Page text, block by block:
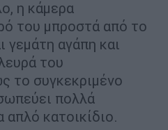
η κάμερα
του μπροστά από το
γεμάτη αγάπη και
του
το συγκεκριμένο
πολλά
κατοικίδιο.